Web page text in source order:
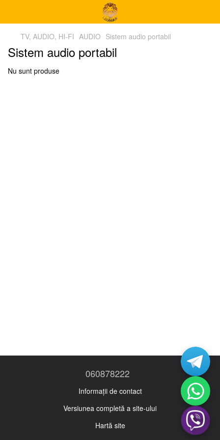
TV, AUDIO, HI-FI AUDIO Sistem audio portabil
Sistem audio portabil
Nu sunt produse
060878222
Informații de contact
Versiunea completă a site-ului
Hartă site